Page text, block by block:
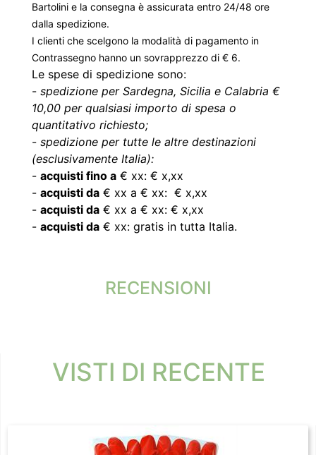
Bartolini e la consegna è assicurata entro 24/48 ore
dalla spedizione.
I clienti che scelgono la modalità di pagamento in
Contrassegno hanno un sovrapprezzo di € 6.
Le spese di spedizione sono:
- spedizione per Sardegna, Sicilia e Calabria €
10,00 per qualsiasi importo di spesa o
quantitativo richiesto;
- spedizione per tutte le altre destinazioni
(esclusivamente Italia):
- acquisti fino a € xx: € x,xx
- acquisti da € xx a € xx: € x,xx
- acquisti da € xx a € xx: € x,xx
- acquisti da € xx: gratis in tutta Italia.
RECENSIONI
VISTI DI RECENTE